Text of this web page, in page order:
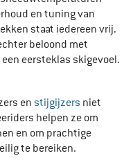
en tuning van
staat iedereen vrij.
beloond met
eersteklas skigevoel.
en stijgijzers niet
helpen ze om
en om prachtige
te bereiken.